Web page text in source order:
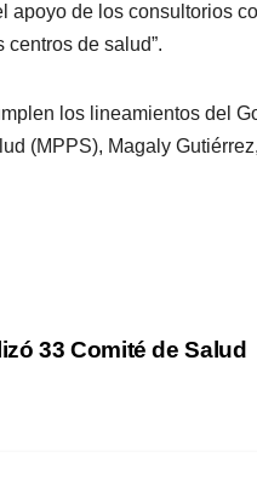
apoyo de los consultorios
de salud”.
los lineamientos del
(MPPS), Magaly
33 Comité de Salud